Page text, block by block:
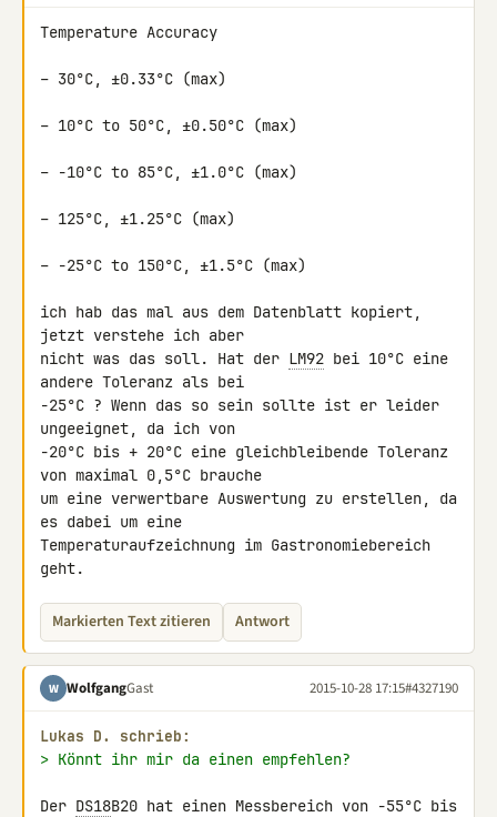
Temperature Accuracy
– 30°C, ±0.33°C (max)
– 10°C to 50°C, ±0.50°C (max)
– −10°C to 85°C, ±1.0°C (max)
– 125°C, ±1.25°C (max)
– −25°C to 150°C, ±1.5°C (max)
ich hab das mal aus dem Datenblatt kopiert,
jetzt verstehe ich aber
nicht was das soll. Hat der LM92 bei 10°C eine
andere Toleranz als bei
-25°C ? Wenn das so sein sollte ist er leider
ungeeignet, da ich von
-20°C bis + 20°C eine gleichbleibende Toleranz
von maximal 0,5°C brauche
um eine verwertbare Auswertung zu erstellen, da
es dabei um eine
Temperaturaufzeichnung im Gastronomiebereich
geht.
Markierten Text zitieren Antwort
W WolfgangGast 2015-10-28 17:15#4327190
Lukas D. schrieb:
> Könnt ihr mir da einen empfehlen?
Der DS18B20 hat einen Messbereich von -55°C bis